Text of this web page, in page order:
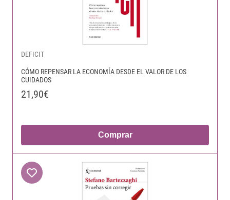
DEFICIT
CÓMO REPENSAR LA ECONOMÍA DESDE EL VALOR DE LOS
CUIDADOS
21,90€
Comprar